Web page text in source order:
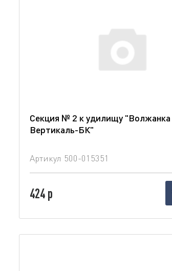
Секция № 2 к удилищу "Волжанка
Вертикаль-БК"
Артикул 500-015351
424 р